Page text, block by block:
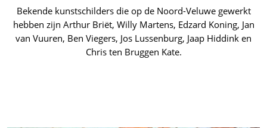
Bekende kunstschilders die op de Noord-Veluwe gewerkt
hebben zijn Arthur Briët, Willy Martens, Edzard Koning, Jan
van Vuuren, Ben Viegers, Jos Lussenburg, Jaap Hiddink en
Chris ten Bruggen Kate.